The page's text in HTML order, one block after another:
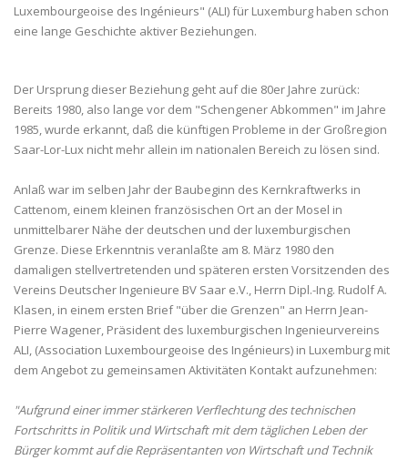
Luxembourgeoise des Ingénieurs" (ALI) für Luxemburg haben schon
eine lange Geschichte aktiver Beziehungen.
Der Ursprung dieser Beziehung geht auf die 80er Jahre zurück:
Bereits 1980, also lange vor dem "Schengener Abkommen" im Jahre
1985, wurde erkannt, daß die künftigen Probleme in der Großregion
Saar-Lor-Lux nicht mehr allein im nationalen Bereich zu lösen sind.
Anlaß war im selben Jahr der Baubeginn des Kernkraftwerks in
Cattenom, einem kleinen französischen Ort an der Mosel in
unmittelbarer Nähe der deutschen und der luxemburgischen
Grenze. Diese Erkenntnis veranlaßte am 8. März 1980 den
damaligen stellvertretenden und späteren ersten Vorsitzenden des
Vereins Deutscher Ingenieure BV Saar e.V., Herrn Dipl.-Ing. Rudolf A.
Klasen, in einem ersten Brief "über die Grenzen" an Herrn Jean-
Pierre Wagener, Präsident des luxemburgischen Ingenieurvereins
ALI, (Association Luxembourgeoise des Ingénieurs) in Luxemburg mit
dem Angebot zu gemeinsamen Aktivitäten Kontakt aufzunehmen:
"Aufgrund einer immer stärkeren Verflechtung des technischen
Fortschritts in Politik und Wirtschaft mit dem täglichen Leben der
Bürger kommt auf die Repräsentanten von Wirtschaft und Technik